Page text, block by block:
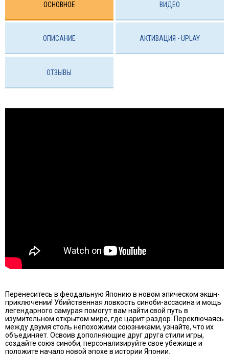
ОСНОВНОЕ ВИДЕО
ОПИСАНИЕ АКТИВАЦИЯ - UPLAY
ОТЗЫВЫ
Перенеситесь в феодальную Японию в новом эпическом экшн-
приключении! Убийственная ловкость синоби-ассасина и мощь
легендарного самурая помогут вам найти свой путь в
изумительном открытом мире, где царит раздор. Переключаясь
между двумя столь непохожими союзниками, узнайте, что их
объединяет. Освоив дополняющие друг друга стили игры,
создайте союз синоби, персонализируйте свое убежище и
положите начало новой эпохе в истории Японии.